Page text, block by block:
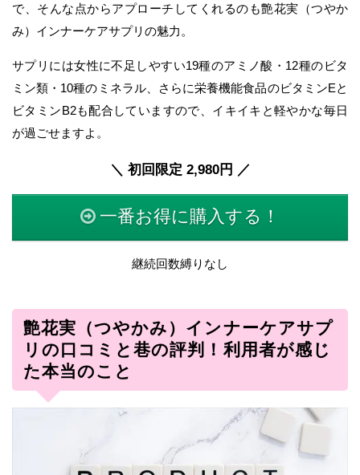
で、そんな点からアプローチしてくれるのも艶花実（つやか
み）インナーケアサプリの魅力。
サプリには女性に不足しやすい19種のアミノ酸・12種のビタ
ミン類・10種のミネラル、さらに栄養機能食品のビタミンEと
ビタミンB2も配合していますので、イキイキと軽やかな毎日
が過ごせますよ。
＼ 初回限定 2,980円 ／
一番お得に購入する！
継続回数縛りなし
艶花実（つやかみ）インナーケアサプ
リの口コミと巷の評判！利用者が感じ
た本当のこと